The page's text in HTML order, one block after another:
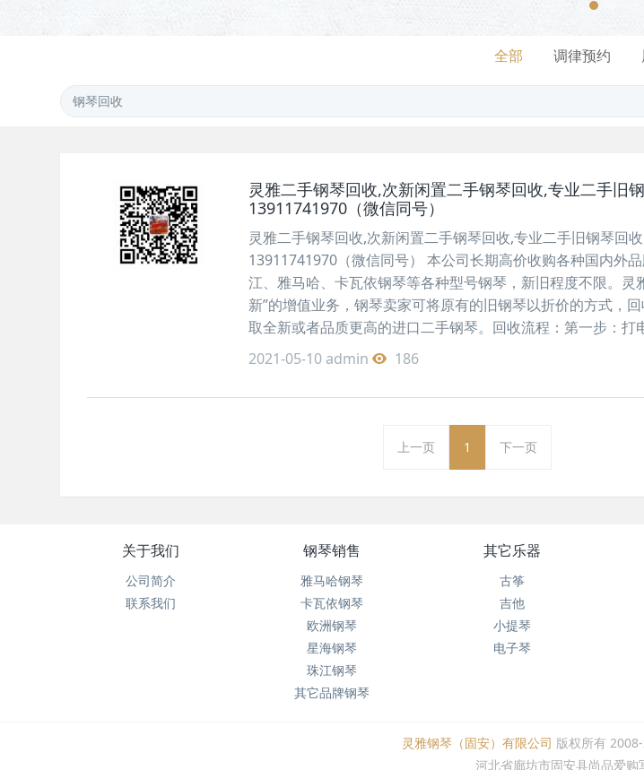
全部 调律预约
灵雅二手钢琴回收,次新闲置二手钢琴回收,专业二手旧
13911741970（微信同号）
灵雅二手钢琴回收,次新闲置二手钢琴回收,专业二手旧钢琴回
13911741970（微信同号） 本公司长期高价收购各种国内外
江、雅马哈、卡瓦依钢琴等各种型号钢琴，新旧程度不限。灵
新”的增值业务，钢琴卖家可将原有的旧钢琴以折价的方式，
取全新或者品质更高的进口二手钢琴。回收流程：第一步：打
2021-05-10 admin 186
上一页 1 下一页
关于我们
公司简介
联系我们
钢琴销售
雅马哈钢琴
卡瓦依钢琴
欧洲钢琴
星海钢琴
珠江钢琴
其它品牌钢琴
其它乐器
古筝
吉他
小提琴
电子琴
灵雅钢琴（固安）有限公司 版权所有
河北省廊坊市固安县尚品爱购